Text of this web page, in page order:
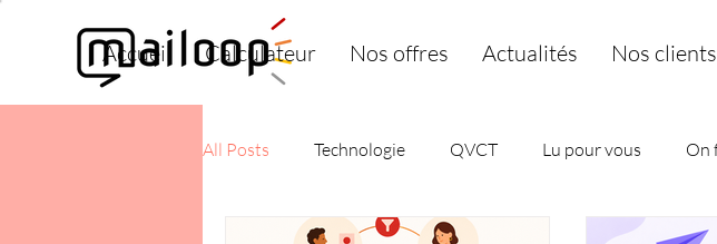
Accueil Calculateur Nos offres Actualités Nos
All Posts Technologie QVCT Lu pour vous On